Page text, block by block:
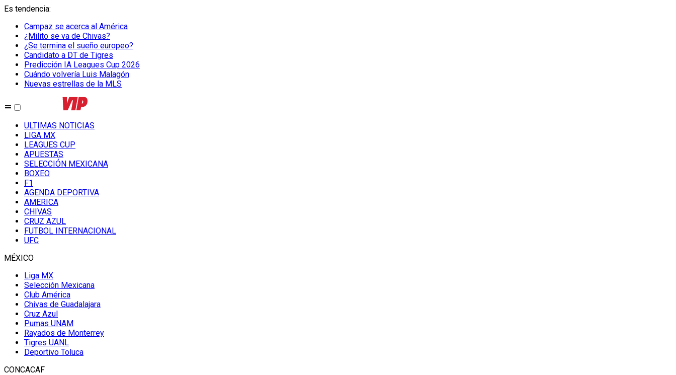
Es tendencia:
Campaz se acerca al América
¿Milito se va de Chivas?
¿Se termina el sueño europeo?
Candidato a DT de Tigres
Predicción IA Leagues Cup 2026
Cuándo volvería Luis Malagón
Nuevas estrellas de la MLS
ULTIMAS NOTICIAS
LIGA MX
LEAGUES CUP
APUESTAS
SELECCIÓN MEXICANA
BOXEO
F1
AGENDA DEPORTIVA
AMERICA
CHIVAS
CRUZ AZUL
FUTBOL INTERNACIONAL
UFC
MÉXICO
Liga MX
Selección Mexicana
Club América
Chivas de Guadalajara
Cruz Azul
Pumas UNAM
Rayados de Monterrey
Tigres UANL
Deportivo Toluca
CONCACAF